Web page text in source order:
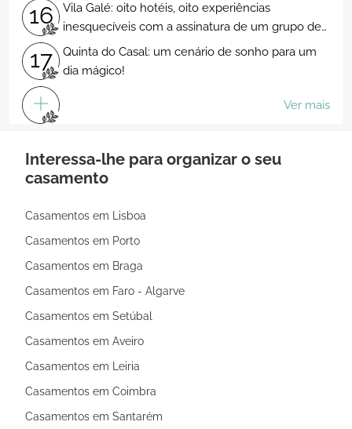
16
Vila Galé: oito hotéis, oito experiências
inesquecíveis com a assinatura de um grupo de
excelência
17
Quinta do Casal: um cenário de sonho para um
dia mágico!
Ver mais
Interessa-lhe para organizar o seu
casamento
Casamentos em Lisboa
Casamentos em Porto
Casamentos em Braga
Casamentos em Faro - Algarve
Casamentos em Setúbal
Casamentos em Aveiro
Casamentos em Leiria
Casamentos em Coimbra
Casamentos em Santarém